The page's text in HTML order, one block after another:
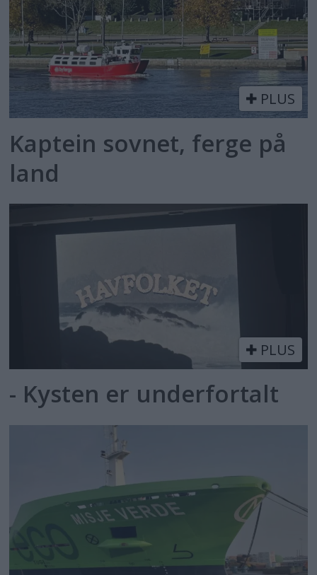
PLUS
Kaptein sovnet, ferge på
land
PLUS
- Kysten er underfortalt